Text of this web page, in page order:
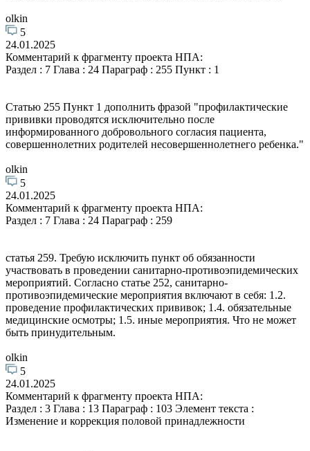
olkin
5
24.01.2025
Комментарий к фрагменту проекта НПА:
Раздел : 7 Глава : 24 Параграф : 255 Пункт : 1
Статью 255 Пункт 1 дополнить фразой "профилактические
прививки проводятся исключительно после
информированного добровольного согласия пациента,
совершеннолетних родителей несовершеннолетнего ребенка."
olkin
5
24.01.2025
Комментарий к фрагменту проекта НПА:
Раздел : 7 Глава : 24 Параграф : 259
статья 259. Требую исключить пункт об обязанности
участвовать в проведении санитарно-противоэпидемических
мероприятий. Согласно статье 252, санитарно-
противоэпидемические мероприятия включают в себя: 1.2.
проведение профилактических прививок; 1.4. обязательные
медицинские осмотры; 1.5. иные мероприятия. Что не может
быть принудительным.
olkin
5
24.01.2025
Комментарий к фрагменту проекта НПА:
Раздел : 3 Глава : 13 Параграф : 103 Элемент текста :
Изменение и коррекция половой принадлежности